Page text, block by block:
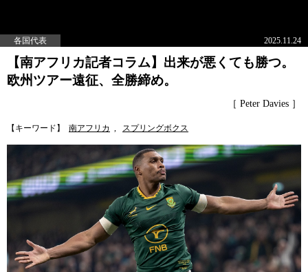
各国代表 2025.11.24
【南アフリカ記者コラム】出来が悪くても勝つ。
欧州ツアー遠征、全勝締め。
［ Peter Davies ］
【キーワード】 南アフリカ , スプリングボクス